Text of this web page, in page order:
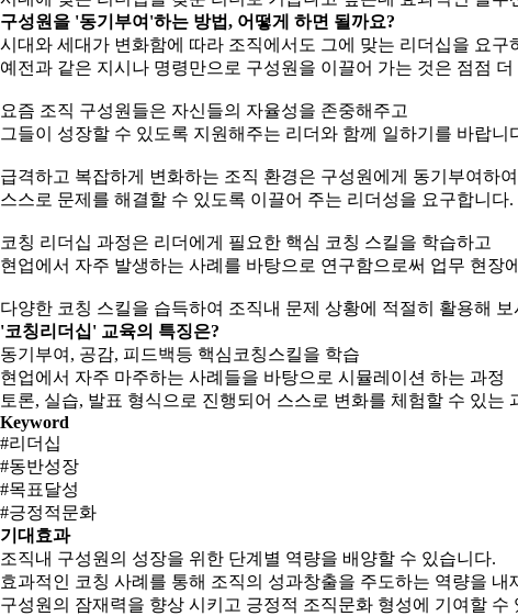
구성원을 '동기부여'하는 방법, 어떻게 하면 될까요?
시대와 세대가 변화함에 따라 조직에서도 그에 맞는 리더십을 요구
예전과 같은 지시나 명령만으로 구성원을 이끌어 가는 것은 점점
요즘 조직 구성원들은 자신들의 자율성을 존중해주고
그들이 성장할 수 있도록 지원해주는 리더와 함께 일하기를 바랍니
급격하고 복잡하게 변화하는 조직 환경은 구성원에게 동기부여하여
스스로 문제를 해결할 수 있도록 이끌어 주는 리더성을 요구합니다.
코칭 리더십 과정은 리더에게 필요한 핵심 코칭 스킬을 학습하고
현업에서 자주 발생하는 사례를 바탕으로 연구함으로써 업무 현장
다양한 코칭 스킬을 습득하여 조직내 문제 상황에 적절히 활용해
'코칭리더십' 교육의 특징은?
동기부여, 공감, 피드백등 핵심코칭스킬을 학습
현업에서 자주 마주하는 사례들을 바탕으로 시뮬레이션 하는 과정
토론, 실습, 발표 형식으로 진행되어 스스로 변화를 체험할 수 있는
Keyword
#리더십
#동반성장
#목표달성
#긍정적문화
기대효과
조직내 구성원의 성장을 위한 단계별 역량을 배양할 수 있습니다.
효과적인 코칭 사례를 통해 조직의 성과창출을 주도하는 역량을 내
구성원의 잠재력을 향상 시키고 긍정적 조직문화 형성에 기여할 수